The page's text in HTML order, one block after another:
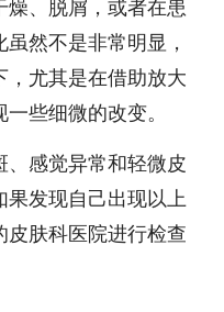
燥、脱屑，或者在患
然不是非常明显，
，尤其是在借助放大
些细微的改变。
、感觉异常和轻微皮
果发现自己出现以上
皮肤科医院进行检查